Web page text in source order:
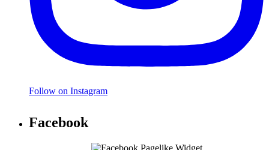
Follow on Instagram
Facebook